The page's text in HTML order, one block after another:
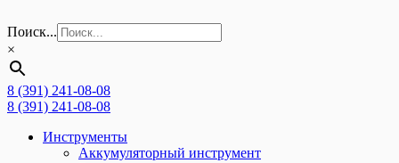
Поиск...
×
8 (391) 241-08-08
8 (391) 241-08-08
Инструменты
Аккумуляторный инструмент